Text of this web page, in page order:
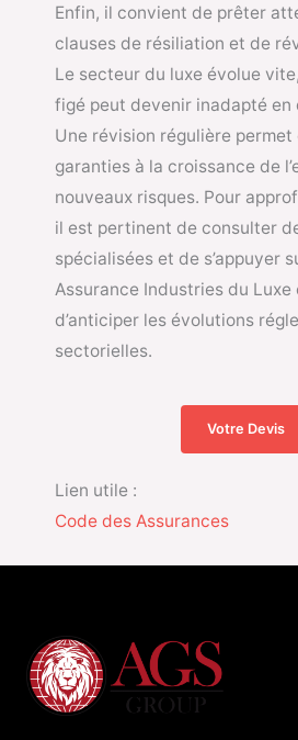
Enfin, il convient de prêter
clauses de résiliation et de
Le secteur du luxe évolue
figé peut devenir inadapté en
Une révision régulière permet
garanties à la croissance de
nouveaux risques. Pour
il est pertinent de consulter
spécialisées et de s’appuyer
Assurance Industries du Luxe
d’anticiper les évolutions
sectorielles.
Votre Devis
Lien utile :
Code des Assurances